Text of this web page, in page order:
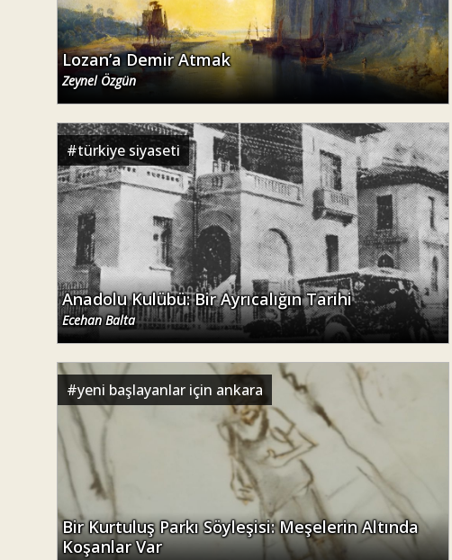
Lozan’a Demir Atmak
Zeynel Özgün
#türkiye siyaseti
Anadolu Kulübü: Bir Ayrıcalığın Tarihi
Ecehan Balta
#yeni başlayanlar için ankara
Bir Kurtuluş Parkı Söyleşisi: Meşelerin Altında
Koşanlar Var